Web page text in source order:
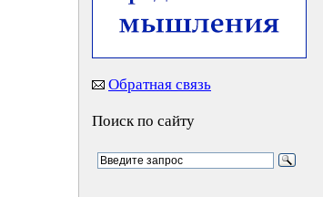
Обратная связь
Поиск по сайту